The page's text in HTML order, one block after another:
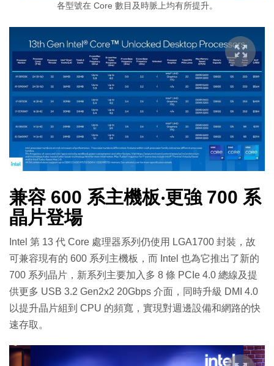
各型號在 Core 數目及時脈上均有所提升。
兼容 600 系主機板‧更強 700 系
晶片登場
Intel 第 13 代 Core 處理器系列仍使用 LGA1700 封裝，故
可兼容現有的 600 系列主機板，而 Intel 也為它推出了新的
700 系列晶片，新系列主要加入多 8 條 PCIe 4.0 總線及提
供更多 USB 3.2 Gen2x2 20Gbps 介面，同時升級 DMI 4.0
以提升晶片組到 CPU 的頻寬，實現對週邊設備和網路的快
速存取。